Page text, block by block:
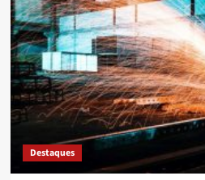
Destaques